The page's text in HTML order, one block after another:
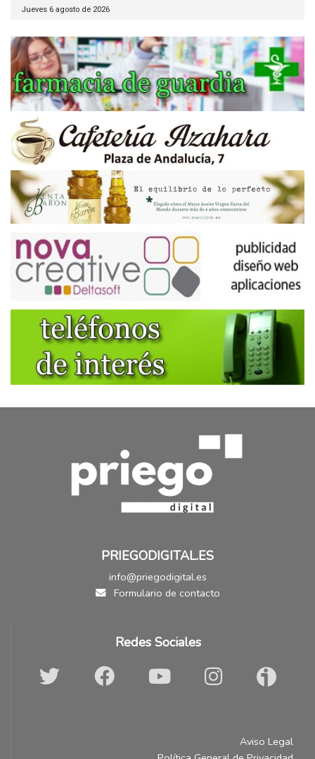
Jueves 6 agosto de 2026
PRIEGODIGITAL.ES
info@priegodigital.es
Formulario de contacto
Redes Sociales
Aviso Legal